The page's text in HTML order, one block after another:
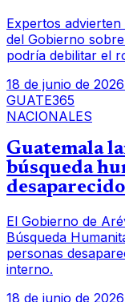
Expertos
del Gobierno
podría debilitar el
18 de junio de 2026
GUATE365
NACIONALES
Guatemala
búsqueda
El Gobierno de
Búsqueda
personas
interno.
18 de junio de 2026